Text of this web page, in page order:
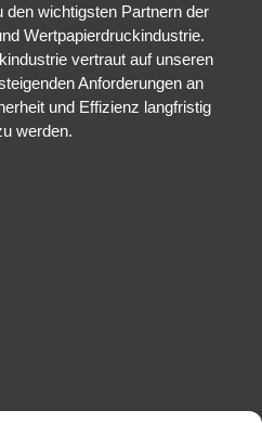
wichtigsten Partnern der
Wertpapierdruckindustrie.
vertraut auf unseren
Anforderungen an
und Effizienz langfristig
werden.